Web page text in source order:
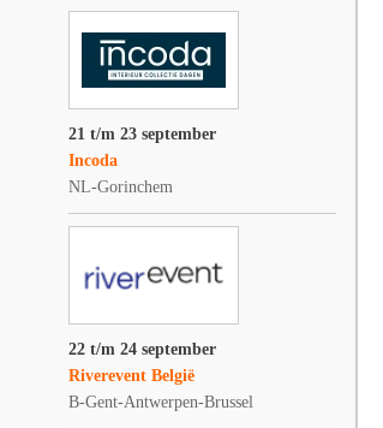
21 t/m 23 september
Incoda
NL-Gorinchem
22 t/m 24 september
Riverevent België
B-Gent-Antwerpen-Brussel